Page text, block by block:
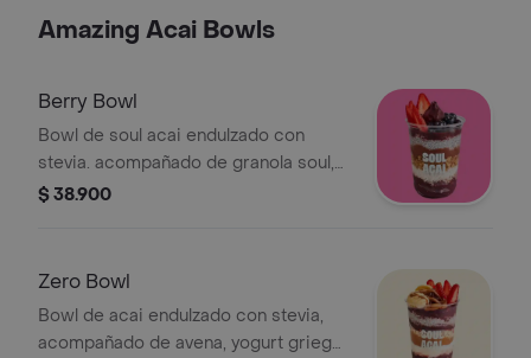
Amazing Acai Bowls
Berry Bowl
Bowl de soul acai endulzado con
stevia. acompañado de granola soul,
nutella, chia pudding, coco rallado,
$ 38.900
Zero Bowl
Bowl de acai endulzado con stevia,
acompañado de avena, yogurt griego,